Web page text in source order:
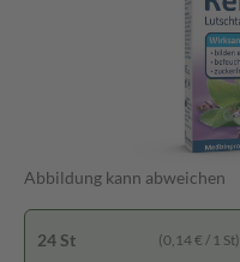
Abbildung kann abweichen
24 St (0,14 € / 1 St)